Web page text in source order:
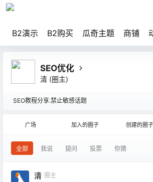
B2演示 B2购买 瓜奇主题 商铺
SEO优化
清 (圈主)
SEO教程分享.禁止敏感话题
广场 加入的圈子 创建的圈子
全部 我说 提问 投票 你猜
清 圈主